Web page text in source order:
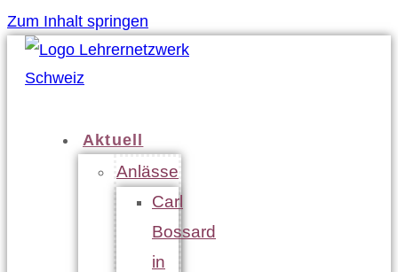
Zum Inhalt springen
Aktuell
Anlässe
Carl
Bossard
in